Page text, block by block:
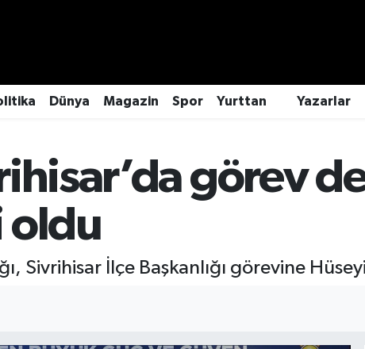
Dünya Magazin Spor Yurttan Yazarlar
görev
oldu
Sivrihisar İlçe Başkanlığı görevine